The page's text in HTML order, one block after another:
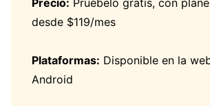
desde $119/mes
Plataformas: Disponible en la
Android